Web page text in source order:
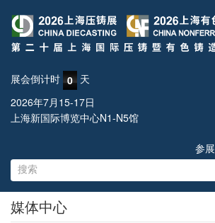
展会倒计时 0 天
2026年7月15-17日
上海新国际博览中心N1-N5馆
参展
媒体中心